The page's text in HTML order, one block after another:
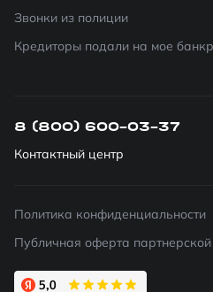
Звонки из полиции
Кредиторы подали на мое
8 (800) 600-03-37
Контактный центр
Политика конфиденциальности
Публичная оферта